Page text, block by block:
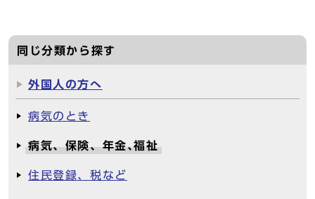
同じ分類から探す
外国人の方へ
病気のとき
病気、保険、年金､福祉
住民登録、税など